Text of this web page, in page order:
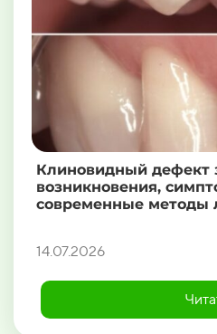
Клиновидный дефект
возникновения,
современные методы
14.07.2026